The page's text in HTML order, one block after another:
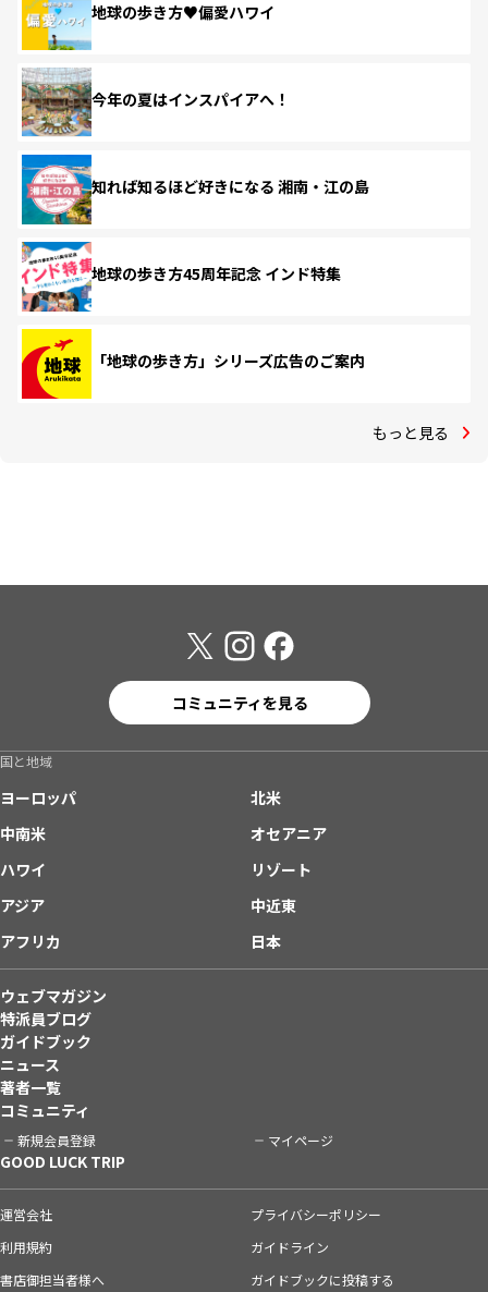
地球の歩き方♥偏愛ハワイ
今年の夏はインスパイアへ！
知れば知るほど好きになる 湘南・江の島
地球の歩き方45周年記念 インド特集
「地球の歩き方」シリーズ広告のご案内
もっと見る
コミュニティを見る
国と地域
ヨーロッパ
北米
中南米
オセアニア
ハワイ
リゾート
アジア
中近東
アフリカ
日本
ウェブマガジン
特派員ブログ
ガイドブック
ニュース
著者一覧
コミュニティ
新規会員登録 マイページ
GOOD LUCK TRIP
運営会社
プライバシーポリシー
利用規約
ガイドライン
書店御担当者様へ
ガイドブックに投稿する